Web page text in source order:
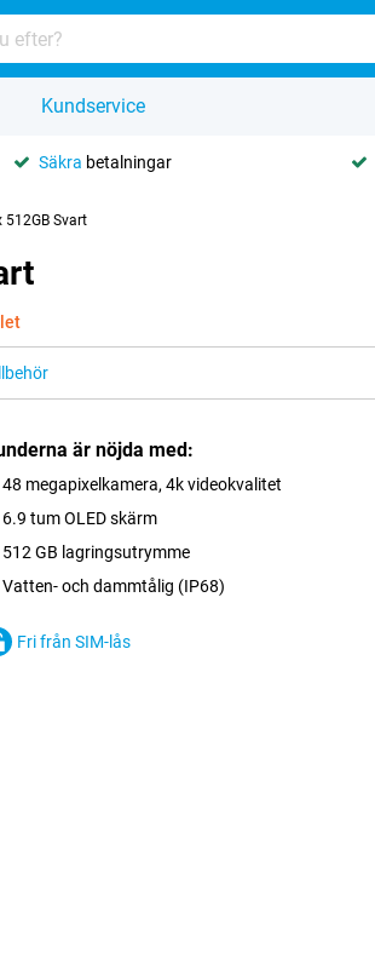
Kundservice
Säkra betalningar
512GB Svart
är nöjda med:
48 megapixelkamera, 4k videokvalitet
6.9 tum OLED skärm
512 GB lagringsutrymme
Vatten- och dammtålig (IP68)
Fri från SIM-lås